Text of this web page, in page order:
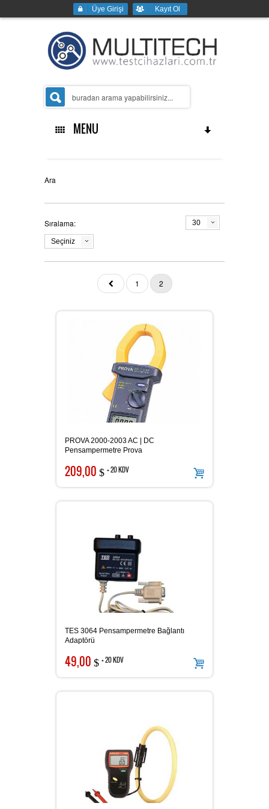
Üye Girişi Kayıt Ol
MENU
Ana Sayfa
Kurumsal
Ürünlerimiz
TES ve PROVA Ölçü Aletleri
Pensampermetre
Multimetre
Güç Analizörü
Toprak Megeri
İzolasyon Megeri
OAG Ölçü Aletleri
Ara
Sıralama:
Seçiniz
30
1 2
PROVA 2000-2003 AC | DC
Pensampermetre Prova
209,00 $ + 20 KDV
TES 3064 Pensampermetre Bağlantı
Adaptörü
49,00 $ + 20 KDV